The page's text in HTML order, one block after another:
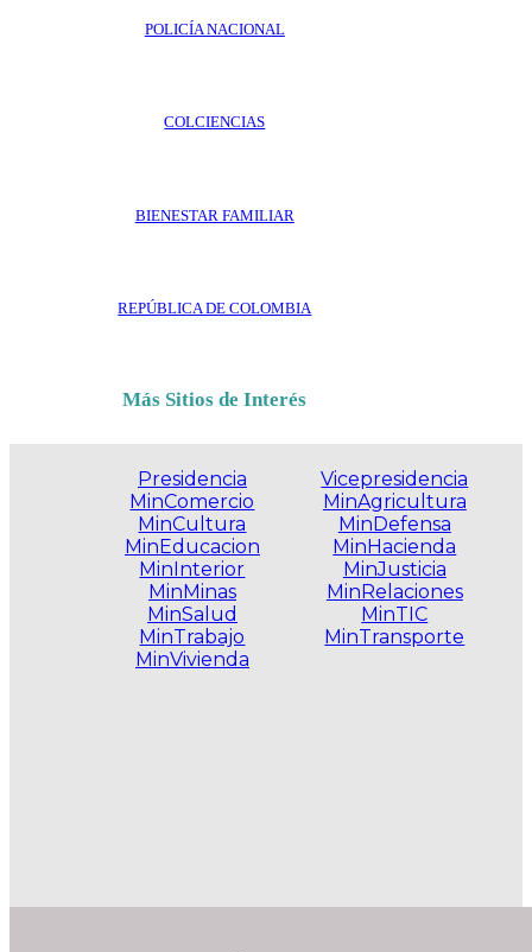
POLICÍA NACIONAL
COLCIENCIAS
BIENESTAR FAMILIAR
REPÚBLICA DE COLOMBIA
Más Sitios de Interés
Presidencia
MinComercio
MinCultura
MinEducacion
MinInterior
MinMinas
MinSalud
MinTrabajo
MinVivienda
Vicepresidencia
MinAgricultura
MinDefensa
MinHacienda
MinJusticia
MinRelaciones
MinTIC
MinTransporte